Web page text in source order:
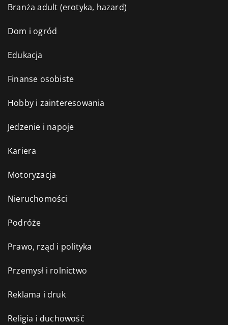
Branża adult (erotyka, hazard)
Dom i ogród
Edukacja
Finanse osobiste
Hobby i zainteresowania
Jedzenie i napoje
Kariera
Motoryzacja
Nieruchomości
Podróże
Prawo, rząd i polityka
Przemysł i rolnictwo
Reklama i druk
Religia i duchowość